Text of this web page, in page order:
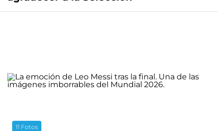
11 Fotos